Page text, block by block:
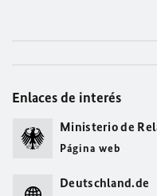
Enlaces de interés
Ministerio de
Página web
Deutschland.de